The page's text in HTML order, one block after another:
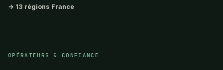
→ 13 régions France
OPÉRATEURS & CONFIANCE